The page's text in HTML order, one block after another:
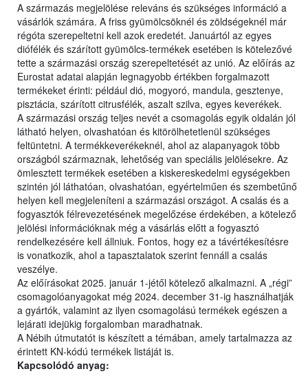
A származás megjelölése releváns és szükséges információ a
vásárlók számára. A friss gyümölcsöknél és zöldségeknél már
régóta szerepeltetni kell azok eredetét. Januártól az egyes
diófélék és szárított gyümölcs-termékek esetében is kötelezővé
tette a származási ország szerepeltetését az unió. Az előírás az
Eurostat adatai alapján legnagyobb értékben forgalmazott
termékeket érinti: például dió, mogyoró, mandula, gesztenye,
pisztácia, szárított citrusfélék, aszalt szilva, egyes keverékek.
A származási ország teljes nevét a csomagolás egyik oldalán jól
látható helyen, olvashatóan és kitörölhetetlenül szükséges
feltüntetni. A termékkeverékeknél, ahol az alapanyagok több
országból származnak, lehetőség van speciális jelölésekre. Az
ömlesztett termékek esetében a kiskereskedelmi egységekben
szintén jól láthatóan, olvashatóan, egyértelműen és szembetűnő
helyen kell megjeleníteni a származási országot. A csalás és a
fogyasztók félrevezetésének megelőzése érdekében, a kötelező
jelölési információknak még a vásárlás előtt a fogyasztó
rendelkezésére kell állniuk. Fontos, hogy ez a távértékesítésre
is vonatkozik, ahol a tapasztalatok szerint fennáll a csalás
veszélye.
Az előírásokat 2025. január 1-jétől kötelező alkalmazni. A „régi”
csomagolóanyagokat még 2024. december 31-ig használhatják
a gyártók, valamint az ilyen csomagolású termékek egészen a
lejárati idejükig forgalomban maradhatnak.
A Nébih útmutatót is készített a témában, amely tartalmazza az
érintett KN-kódú termékek listáját is.
Kapcsolódó anyag: